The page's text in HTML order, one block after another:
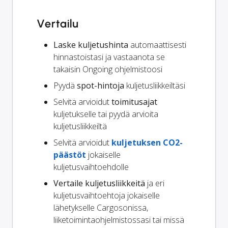
Vertailu
Laske kuljetushinta automaattisesti
hinnastoistasi ja vastaanota se
takaisin Ongoing ohjelmistoosi
Pyydä spot-hintoja kuljetusliikkeiltäsi
Selvitä arvioiduttoimitusajat
kuljetukselle tai pyydä arvioita
kuljetusliikkeiltä
Selvitä arvioidut kuljetuksen CO2-
päästöt jokaiselle
kuljetusvaihtoehdolle
Vertaile kuljetusliikkeitä ja eri
kuljetusvaihtoehtoja jokaiselle
lähetykselle Cargosonissa,
liiketoimintaohjelmistossasi tai missä